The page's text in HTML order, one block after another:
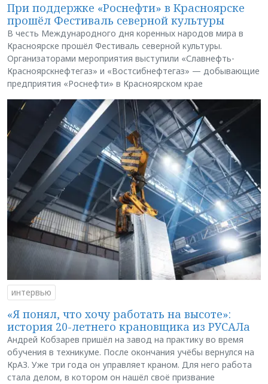
При поддержке «Роснефти» в Красноярске
прошёл Фестиваль северной культуры
В честь Международного дня коренных народов мира в
Красноярске прошёл Фестиваль северной культуры.
Организаторами мероприятия выступили «Славнефть-
Красноярскнефтегаз» и «Востсибнефтегаз» — добывающие
предприятия «Роснефти» в Красноярском крае
интервью
«Я понял, что хочу работать на высоте»:
история 20-летнего крановщика из РУСАЛа
Андрей Кобзарев пришёл на завод на практику во время
обучения в техникуме. После окончания учёбы вернулся на
КрАЗ. Уже три года он управляет краном. Для него работа
стала делом, в котором он нашёл своё призвание